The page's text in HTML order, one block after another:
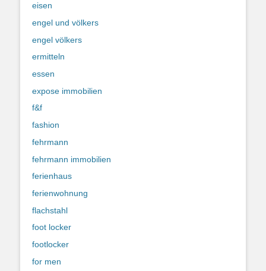
eisen
engel und völkers
engel völkers
ermitteln
essen
expose immobilien
f&f
fashion
fehrmann
fehrmann immobilien
ferienhaus
ferienwohnung
flachstahl
foot locker
footlocker
for men